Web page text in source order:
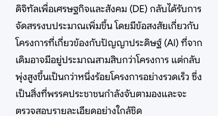
ดิจิทัลเพื่อเศรษฐกิจและสังคม (DE) กลับได้รับการ
จัดสรรงบประมาณเพิ่มขึ้น โดยมีข้อสงสัยเกี่ยวกับ
โครงการที่เกี่ยวข้องกับปัญญาประดิษฐ์ (AI) ที่จาก
เดิมอาจมีอยู่ประมาณสามสิบกว่าโครงการ แต่กลับ
พุ่งสูงขึ้นเป็นกว่าหนึ่งร้อยโครงการอย่างรวดเร็ว ซึ่ง
เป็นสิ่งที่พรรคประชาชนกำลังจับตามองและจะ
ตรวจสอบรายละเอียดอย่างใกล้ชิด